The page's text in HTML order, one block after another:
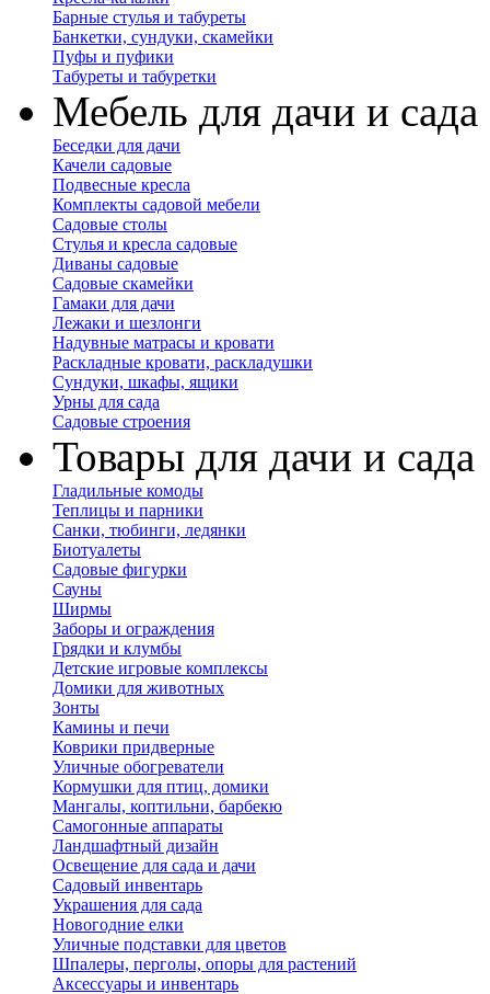
Барные стулья и табуреты
Банкетки, сундуки, скамейки
Пуфы и пуфики
Табуреты и табуретки
Мебель для дачи и сада
Беседки для дачи
Качели садовые
Подвесные кресла
Комплекты садовой мебели
Садовые столы
Стулья и кресла садовые
Диваны садовые
Садовые скамейки
Гамаки для дачи
Лежаки и шезлонги
Надувные матрасы и кровати
Раскладные кровати, раскладушки
Сундуки, шкафы, ящики
Урны для сада
Садовые строения
Товары для дачи и сада
Гладильные комоды
Теплицы и парники
Санки, тюбинги, ледянки
Биотуалеты
Садовые фигурки
Сауны
Ширмы
Заборы и ограждения
Грядки и клумбы
Детские игровые комплексы
Домики для животных
Зонты
Камины и печи
Коврики придверные
Уличные обогреватели
Кормушки для птиц, домики
Мангалы, коптильни, барбекю
Самогонные аппараты
Ландшафтный дизайн
Освещение для сада и дачи
Садовый инвентарь
Украшения для сада
Новогодние елки
Уличные подставки для цветов
Шпалеры, перголы, опоры для растений
Аксессуары и инвентарь